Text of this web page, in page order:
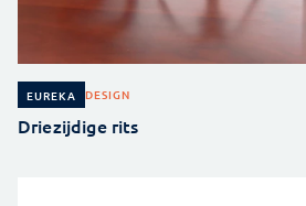
EUREKA DESIGN
Driezijdige rits